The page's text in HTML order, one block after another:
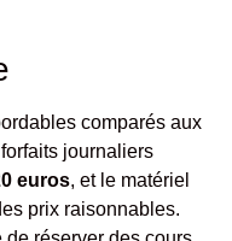
comparés aux
journaliers
euros, et le matériel
prix raisonnables.